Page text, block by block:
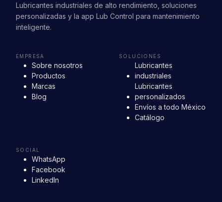
Lubricantes industriales de alto rendimiento, soluciones
personalizadas y la app Lub Control para mantenimiento
inteligente.
EMPRESA
Sobre nosotros
Productos
Marcas
Blog
SOLUCIONES
Lubricantes
industriales
Lubricantes
personalizados
Envíos a todo México
Catálogo
SOCIAL
WhatsApp
Facebook
LinkedIn